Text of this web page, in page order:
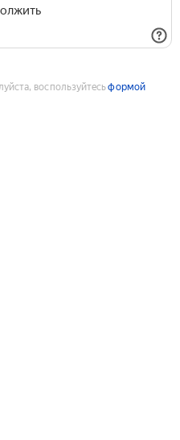
воспользуйтесьформой